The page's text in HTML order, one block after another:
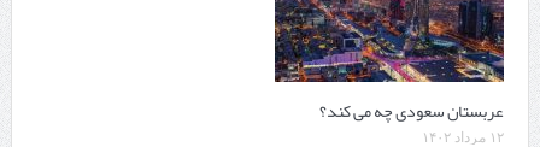
عربستان سعودی چه می کند‌؟
۱۲ مرداد ۱۴۰۲